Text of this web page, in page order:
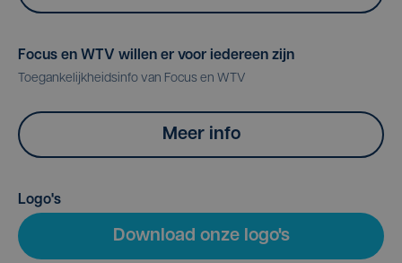
Focus en WTV willen er voor iedereen zijn
Toegankelijkheidsinfo van Focus en WTV
Meer info
Logo's
Download onze logo's